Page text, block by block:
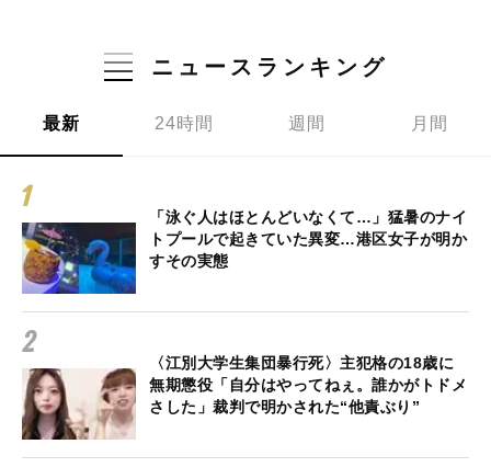
ニュースランキング
最新 24時間 週間 月間
「泳ぐ人はほとんどいなくて…」猛暑のナイ
トプールで起きていた異変…港区女子が明か
すその実態
〈江別大学生集団暴行死〉主犯格の18歳に
無期懲役「自分はやってねぇ。誰かがトドメ
さした」裁判で明かされた“他責ぶり”